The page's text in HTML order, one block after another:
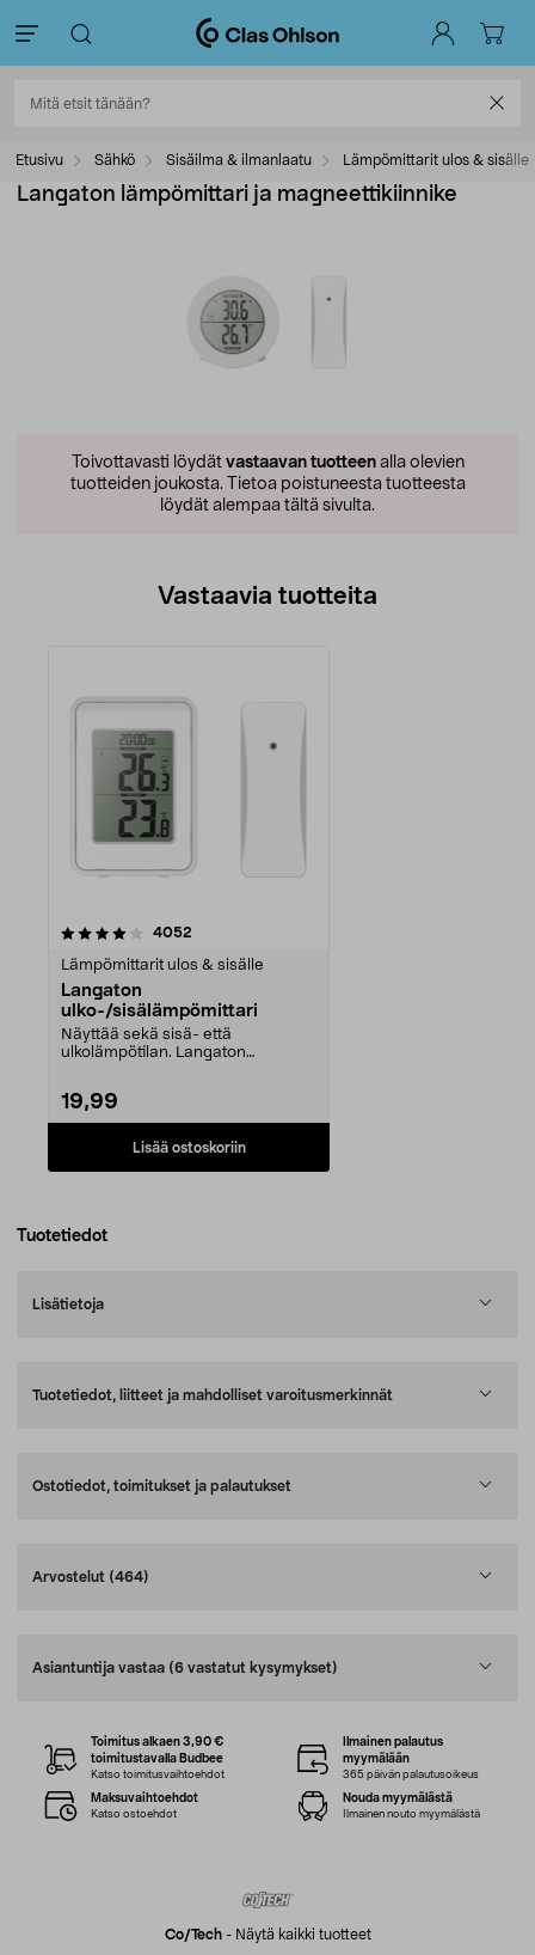
Etusivu Sähkö Sisäilma & ilmanlaatu Lämpömittarit ulos & sisälle
Langaton lämpömittari ja magneettikiinnike
Toivottavasti löydät vastaavan tuotteenalla olevien
tuotteiden joukosta. Tietoa poistuneesta tuotteesta
löydät alempaa tältä sivulta.
Vastaavia tuotteita
4052
Lämpömittarit ulos & sisälle
Langaton
ulko-/sisälämpömittari
Näyttää sekä sisä- että
ulkolämpötilan. Langaton
19,99
Lisää ostoskoriin
Tuotetiedot
Lisätietoja
Tuotetiedot, liitteet ja mahdolliset varoitusmerkinnät
Ostotiedot, toimitukset ja palautukset
Arvostelut (464)
Asiantuntija vastaa (6 vastatut kysymykset)
Co/tech- Näytä kaikki tuotteet
Toimitus alkaen 3,90 €
toimitustavalla Budbee
Katso toimitusvaihtoehdot
Ilmainen palautus
myymälään
365 päivän palautusoikeus
Maksuvaihtoehdot
Katso ostoehdot
Nouda myymälästä
Ilmainen nouto myymälästä